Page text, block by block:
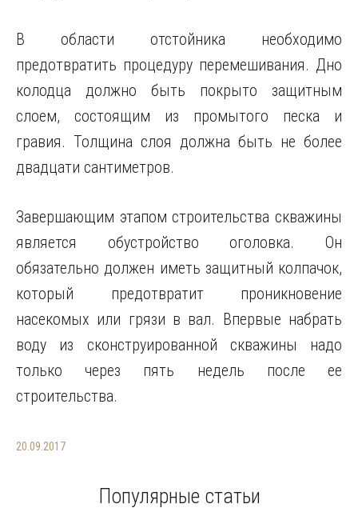
В области отстойника необходимо
предотвратить процедуру перемешивания. Дно
колодца должно быть покрыто защитным
слоем, состоящим из промытого песка и
гравия. Толщина слоя должна быть не более
двадцати сантиметров.
Завершающим этапом строительства скважины
является обустройство оголовка. Он
обязательно должен иметь защитный колпачок,
который предотвратит проникновение
насекомых или грязи в вал. Впервые набрать
воду из сконструированной скважины надо
только через пять недель после ее
строительства.
20.09.2017
Популярные статьи